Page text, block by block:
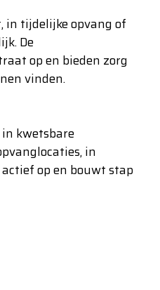
in tijdelijke opvang of
De
op en bieden zorg
vinden.
kwetsbare
in
op en bouwt stap